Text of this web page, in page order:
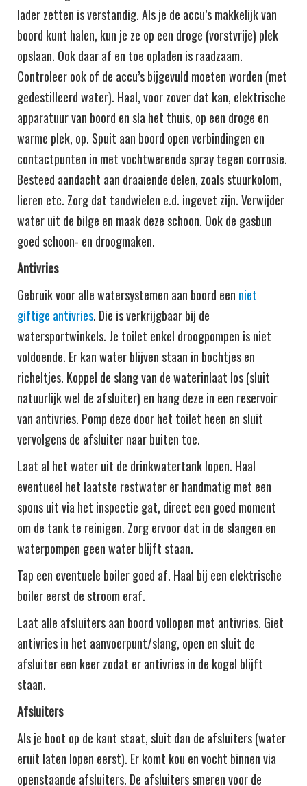
lader zetten is verstandig. Als je de accu’s makkelijk van
boord kunt halen, kun je ze op een droge (vorstvrije) plek
opslaan. Ook daar af en toe opladen is raadzaam.
Controleer ook of de accu’s bijgevuld moeten worden (met
gedestilleerd water). Haal, voor zover dat kan, elektrische
apparatuur van boord en sla het thuis, op een droge en
warme plek, op. Spuit aan boord open verbindingen en
contactpunten in met vochtwerende spray tegen corrosie.
Besteed aandacht aan draaiende delen, zoals stuurkolom,
lieren etc. Zorg dat tandwielen e.d. ingevet zijn. Verwijder
water uit de bilge en maak deze schoon. Ook de gasbun
goed schoon- en droogmaken.
Antivries
Gebruik voor alle watersystemen aan boord een niet
giftige antivries. Die is verkrijgbaar bij de
watersportwinkels. Je toilet enkel droogpompen is niet
voldoende. Er kan water blijven staan in bochtjes en
richeltjes. Koppel de slang van de waterinlaat los (sluit
natuurlijk wel de afsluiter) en hang deze in een reservoir
van antivries. Pomp deze door het toilet heen en sluit
vervolgens de afsluiter naar buiten toe.
Laat al het water uit de drinkwatertank lopen. Haal
eventueel het laatste restwater er handmatig met een
spons uit via het inspectie gat, direct een goed moment
om de tank te reinigen. Zorg ervoor dat in de slangen en
waterpompen geen water blijft staan.
Tap een eventuele boiler goed af. Haal bij een elektrische
boiler eerst de stroom eraf.
Laat alle afsluiters aan boord vollopen met antivries. Giet
antivries in het aanvoerpunt/slang, open en sluit de
afsluiter een keer zodat er antivries in de kogel blijft
staan.
Afsluiters
Als je boot op de kant staat, sluit dan de afsluiters (water
eruit laten lopen eerst). Er komt kou en vocht binnen via
openstaande afsluiters. De afsluiters smeren voor de